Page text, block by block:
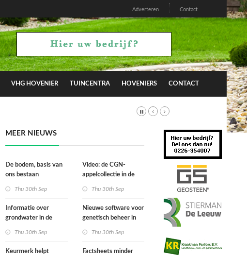
Adverteren Contact
VHG HOVENIER TUINCENTRA HOVENIERS CONTACT
MEER NIEUWS
De bodem, basis van
ons bestaan
Thu 30th Sep
Informatie over
grondwater in de
Thu 30th Sep
Keurmerk helpt
Video: de CGN-
appelcollectie in de
Thu 30th Sep
Nieuwe software voor
genetisch beheer in
Thu 30th Sep
Factsheets minder